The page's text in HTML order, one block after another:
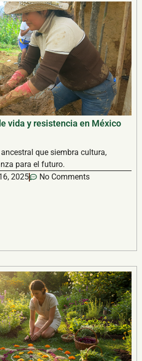
vida y resistencia en México
que siembra cultura,
para el futuro.
2025
No Comments